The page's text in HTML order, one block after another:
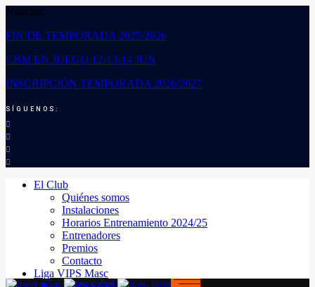
Noticias:
FIN DE TEMPORADA 2025/2026
CBM EN JUEGO 12-13-14 JUN
INSCRIPCIÓN TEMPORADA 2026/2027
SÍGUENOS:
El Club
Quiénes somos
Instalaciones
Horarios Entrenamiento 2024/25
Entrenadores
Premios
Contacto
Liga VIPS Masc